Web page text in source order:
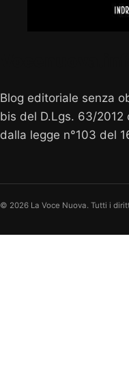
Blog editoriale senza
bis del D.Lgs. 63/
dalla legge n°103 del
© 2026 La Voce Nuova. Tutti i